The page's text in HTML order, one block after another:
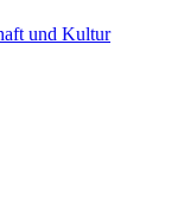
und Kultur